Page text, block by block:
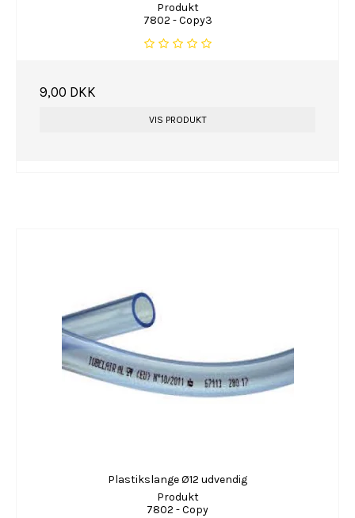
Produkt
7802 - Copy3
9,00 DKK
VIS PRODUKT
Plastikslange Ø12 udvendig
Produkt
7802 - Copy